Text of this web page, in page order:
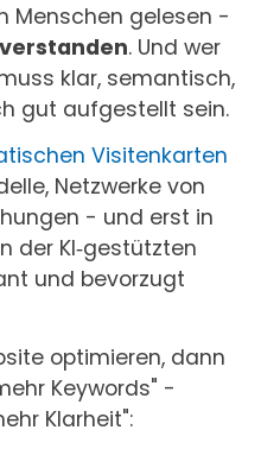
Menschen gelesen -
verstanden. Und wer
klar, semantisch,
gut aufgestellt sein.
Visitenkarten
Netzwerke von
- und erst in
der KI‑gestützten
und bevorzugt
optimieren, dann
Keywords" -
Klarheit":